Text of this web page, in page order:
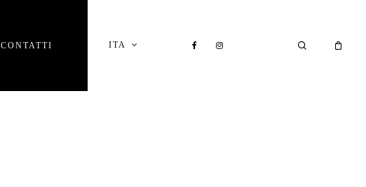
CONTATTI ITA FACEBOOKINSTAGRAM SEARCH